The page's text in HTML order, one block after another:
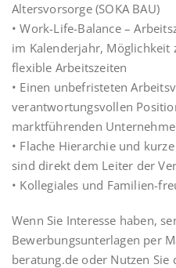
Altersvorsorge (SOKA BAU)
• Work-Life-Balance –
im Kalenderjahr, Möglichkeit
flexible Arbeitszeiten
• Einen unbefristeten
verantwortungsvollen
marktführenden
• Flache Hierarchie und
sind direkt dem Leiter der
• Kollegiales und Familien-
Wenn Sie Interesse haben,
Bewerbungsunterlagen per
beratung.de oder Nutzen Sie